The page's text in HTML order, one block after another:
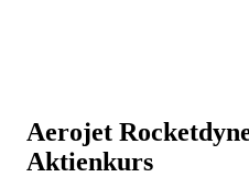
Aerojet
Aktienkurs